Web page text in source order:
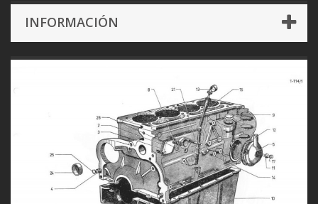
INFORMACIÓN